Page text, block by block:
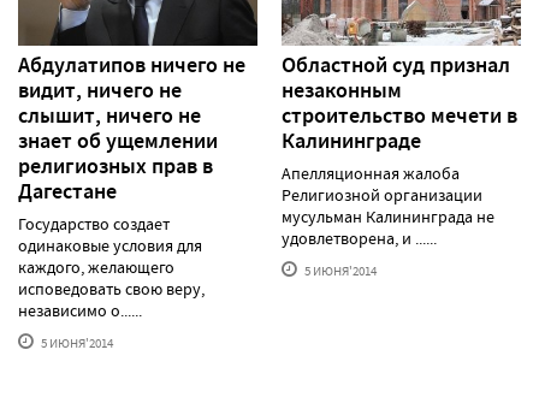
Абдулатипов ничего не
видит, ничего не
слышит, ничего не
знает об ущемлении
религиозных прав в
Дагестане
Государство создает
одинаковые условия для
каждого, желающего
исповедовать свою веру,
независимо о......
5 ИЮНЯ'2014
Областной суд признал
незаконным
строительство мечети в
Калининграде
Апелляционная жалоба
Религиозной организации
мусульман Калининграда не
удовлетворена, и ......
5 ИЮНЯ'2014